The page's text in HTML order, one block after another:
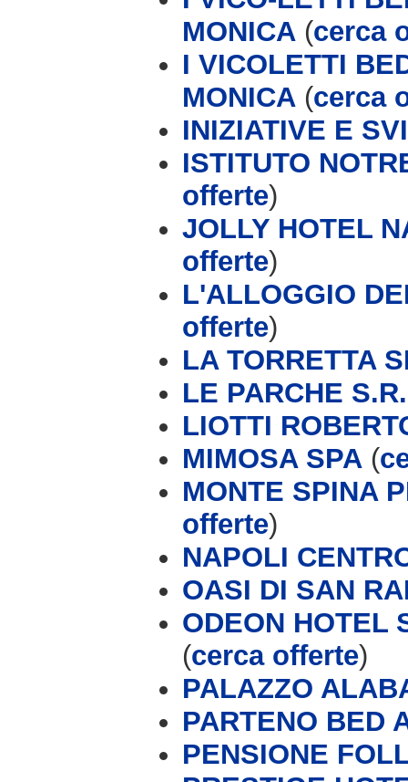
MONICA (cerca
I VICOLETTI
MONICA (cerca
INIZIATIVE E
ISTITUTO
offerte)
JOLLY HOTEL
offerte)
L'ALLOGGIO
offerte)
LA TORRETTA
LE PARCHE
LIOTTI
MIMOSA SPA (
MONTE SPINA
offerte)
NAPOLI
OASI DI SAN
ODEON HOTEL
(cerca offerte)
PALAZZO
PARTENO BED
PENSIONE